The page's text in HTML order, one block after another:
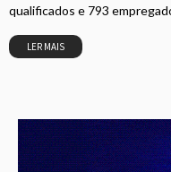
qualificados e 793
LER MAIS